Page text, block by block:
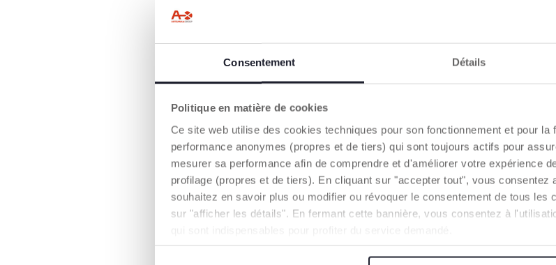
Consentement Détails
Politique en matière de cookies
Ce site web utilise des cookies techniques pour son fonctionnement et pour
performance anonymes (propres et de tiers) qui sont toujours actifs pour
mesurer sa performance afin de comprendre et d'améliorer votre expérience
profilage (propres et de tiers). En cliquant sur "accepter tout", vous
souhaitez en savoir plus ou modifier ou révoquer le consentement de tous les
sur "afficher les détails". En fermant cette bannière, vous consentez à
Wandelwagen
€ 19,99
TOEVOEGEN AAN WINKELWAGEN
€ 7,99